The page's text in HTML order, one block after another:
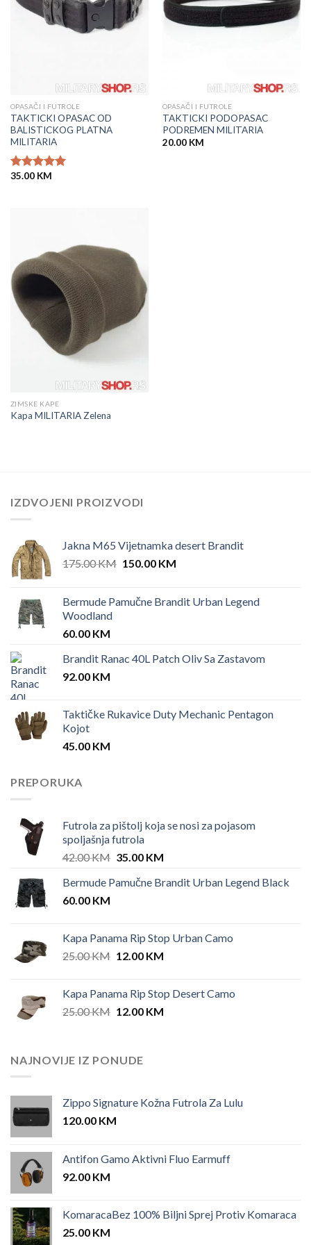
OPASAČI I FUTROLE
TAKTICKI OPASAC OD
BALISTICKOG PLATNA
MILITARIA
Ocjenjeno
35.00 KM
OPASAČI I FUTROLE
TAKTICKI PODOPASAC
PODREMEN MILITARIA
20.00 KM
ZIMSKE KAPE
Kapa MILITARIA Zelena
IZDVOJENI PROIZVODI
Jakna M65 Vijetnamka desert Brandit
175.00KM Original
175.00 KM.
150.00 KMCurrent
150.00 KM.
Bermude Pamučne Brandit Urban Legend
Woodland
60.00 KM
Brandit Ranac 40L Patch Oliv Sa Zastavom
92.00 KM
Taktičke Rukavice Duty Mechanic Pentagon
Kojot
45.00 KM
PREPORUKA
Futrola za pištolj koja se nosi za pojasom
spoljašnja futrola
42.00KM Original
was:
35.00 KMCurrent
is:
Bermude Pamučne Brandit Urban Legend Black
60.00 KM
Kapa Panama Rip Stop Urban Camo
25.00KM Original
25.00 KM.
12.00 KMCurrent
12.00 KM.
Kapa Panama Rip Stop Desert Camo
25.00KM Original
25.00 KM.
12.00 KMCurrent
NAJNOVIJE IZ PONUDE
Zippo Signature Kožna Futrola Za Lulu
120.00 KM
Antifon Gamo Aktivni Fluo Earmuff
92.00 KM
KomaracaBez 100% Biljni Sprej Protiv Komaraca
25.00 KM